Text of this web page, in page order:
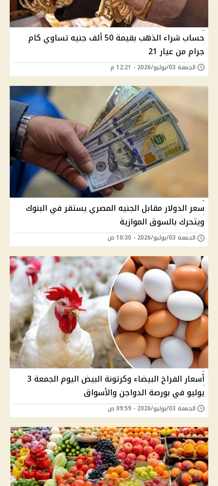
حساب شراء الذهب بقيمة 50 ألف جنيه تساوي كام
جرام من عيار 21
الجمعة 03/يوليو/2026 - 12:21 م
سعر الدولار مقابل الجنيه المصري يستقر في البنوك
ويتحرك بالسوق الموازية
الجمعة 03/يوليو/2026 - 10:30 ص
أسعار الفراخ البيضاء وكرتونة البيض اليوم الجمعة 3
يوليو في بورصة الدواجن والأسواق
الجمعة 03/يوليو/2026 - 09:59 ص